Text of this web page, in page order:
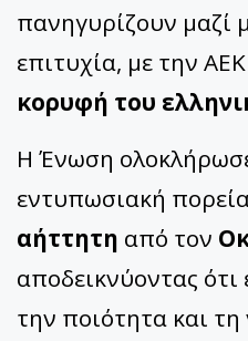
πανηγυρίζουν μαζί
επιτυχία, με την
κορυφή του
Η Ένωση
εντυπωσιακή
αήττητη από τον
αποδεικνύοντας ότι
την ποιότητα και